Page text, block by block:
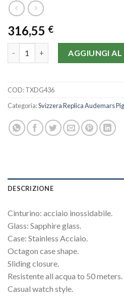
316,55 €
AGGIUNGI AL
COD:TXDG436
Categoria:Svizzera Replica Audemars
DESCRIZIONE
Cinturino: acciaio inossidabile.
Glass: Sapphire glass.
Case: Stainless Acciaio.
Octagon case shape.
Sliding closure.
Resistente all acqua to 50 meters.
Casual watch style.